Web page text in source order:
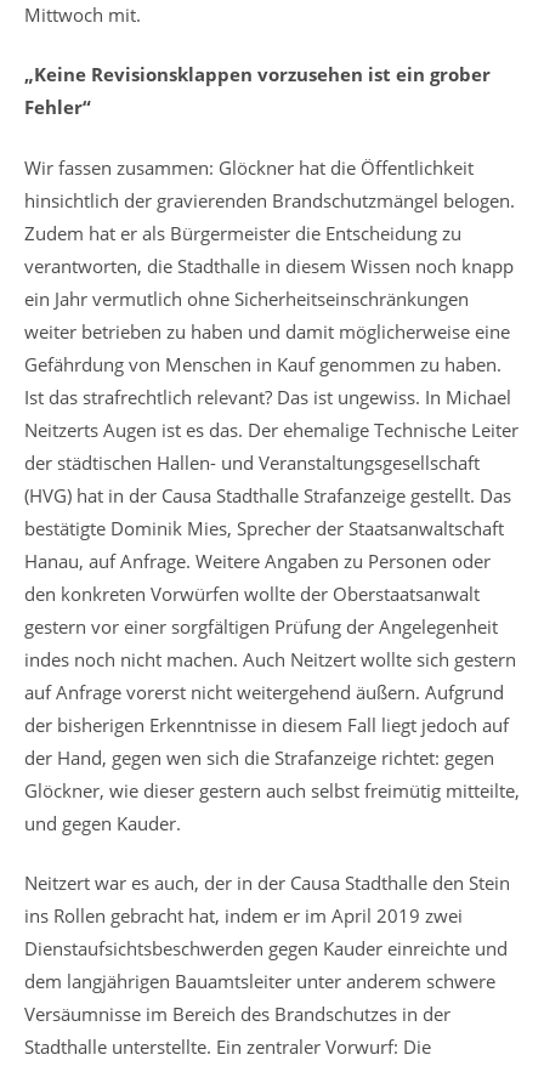
Mittwoch mit.
„Keine Revisionsklappen vorzusehen ist ein grober
Fehler“
Wir fassen zusammen: Glöckner hat die Öffentlichkeit
hinsichtlich der gravierenden Brandschutzmängel belogen.
Zudem hat er als Bürgermeister die Entscheidung zu
verantworten, die Stadthalle in diesem Wissen noch knapp
ein Jahr vermutlich ohne Sicherheitseinschränkungen
weiter betrieben zu haben und damit möglicherweise eine
Gefährdung von Menschen in Kauf genommen zu haben.
Ist das strafrechtlich relevant? Das ist ungewiss. In Michael
Neitzerts Augen ist es das. Der ehemalige Technische Leiter
der städtischen Hallen- und Veranstaltungsgesellschaft
(HVG) hat in der Causa Stadthalle Strafanzeige gestellt. Das
bestätigte Dominik Mies, Sprecher der Staatsanwaltschaft
Hanau, auf Anfrage. Weitere Angaben zu Personen oder
den konkreten Vorwürfen wollte der Oberstaatsanwalt
gestern vor einer sorgfältigen Prüfung der Angelegenheit
indes noch nicht machen. Auch Neitzert wollte sich gestern
auf Anfrage vorerst nicht weitergehend äußern. Aufgrund
der bisherigen Erkenntnisse in diesem Fall liegt jedoch auf
der Hand, gegen wen sich die Strafanzeige richtet: gegen
Glöckner, wie dieser gestern auch selbst freimütig mitteilte,
und gegen Kauder.
Neitzert war es auch, der in der Causa Stadthalle den Stein
ins Rollen gebracht hat, indem er im April 2019 zwei
Dienstaufsichtsbeschwerden gegen Kauder einreichte und
dem langjährigen Bauamtsleiter unter anderem schwere
Versäumnisse im Bereich des Brandschutzes in der
Stadthalle unterstellte. Ein zentraler Vorwurf: Die